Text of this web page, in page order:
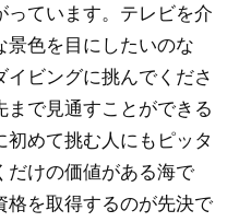
っています。テレビを介
景色を目にしたいのな
イビングに挑んでくださ
で見通すことができる
めて挑む人にもピッタ
だけの価値がある海で
格を取得するのが先決で